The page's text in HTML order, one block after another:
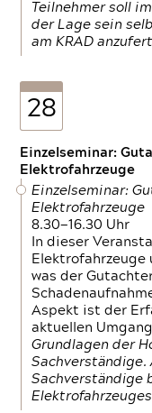
Teilnehmer soll
der Lage sein
am KRAD
28
Einzelseminar:
Elektrofahrzeuge
Einzelseminar:
Elektrofahrzeuge
8.30—16.30 Uhr
In dieser
Elektrofahrzeuge
was der
Aspekt ist der
aktuellen
Grundlagen der
Sachverständige.
Sachverständige